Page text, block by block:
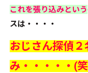
これを張り込みという
スは・・・・
おじさん探偵
み・・・・・(